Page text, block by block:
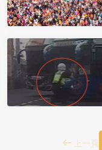
上一頁